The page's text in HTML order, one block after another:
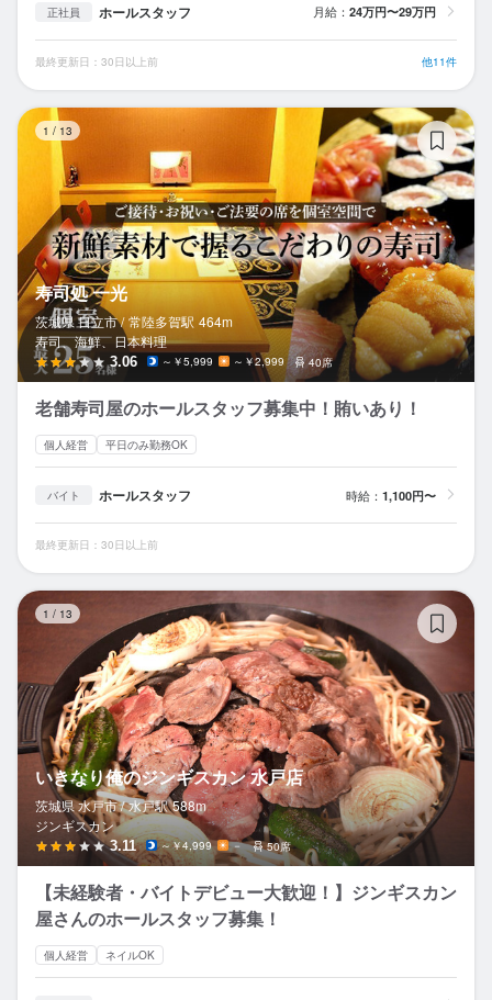
正社員 ホールスタッフ 月給： 24万円〜29万円
最終更新日：30日以上前 他11件
1 / 13
寿司処 一光
茨城県 日立市 / 常陸多賀駅 464m
寿司、海鮮、日本料理
3.06 ～￥5,999 ～￥2,999 40席
老舗寿司屋のホールスタッフ募集中！賄いあり！
個人経営 平日のみ勤務OK
バイト ホールスタッフ 時給： 1,100円〜
最終更新日：30日以上前
1 / 13
いきなり俺のジンギスカン 水戸店
茨城県 水戸市 / 水戸駅 588m
ジンギスカン
3.11 ～￥4,999 － 50席
【未経験者・バイトデビュー大歓迎！】ジンギスカン
屋さんのホールスタッフ募集！
個人経営 ネイルOK